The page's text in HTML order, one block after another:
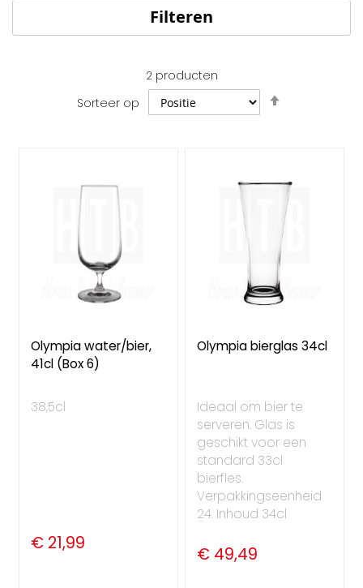
Filteren
2producten
Sorteer op
Olympia water/bier,
41cl (Box 6)
38,5cl
€ 21,99
Olympia bierglas 34cl
Ideaal om bier te
serveren. Glas is
geschikt voor een
standard 33cl
bierfles.
Verpakkingseenheid
24. Inhoud 34cl
€ 49,49